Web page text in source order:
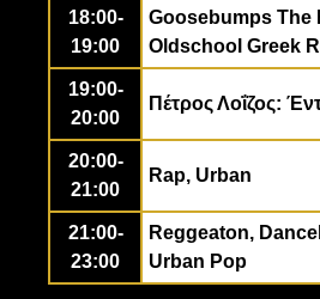
18:00-
19:00
Goosebumps The
Oldschool Greek
19:00-
20:00
Πέτρος Λοΐζος:
20:00-
21:00
Rap, Urban
21:00-
23:00
Reggeaton,
Urban Pop